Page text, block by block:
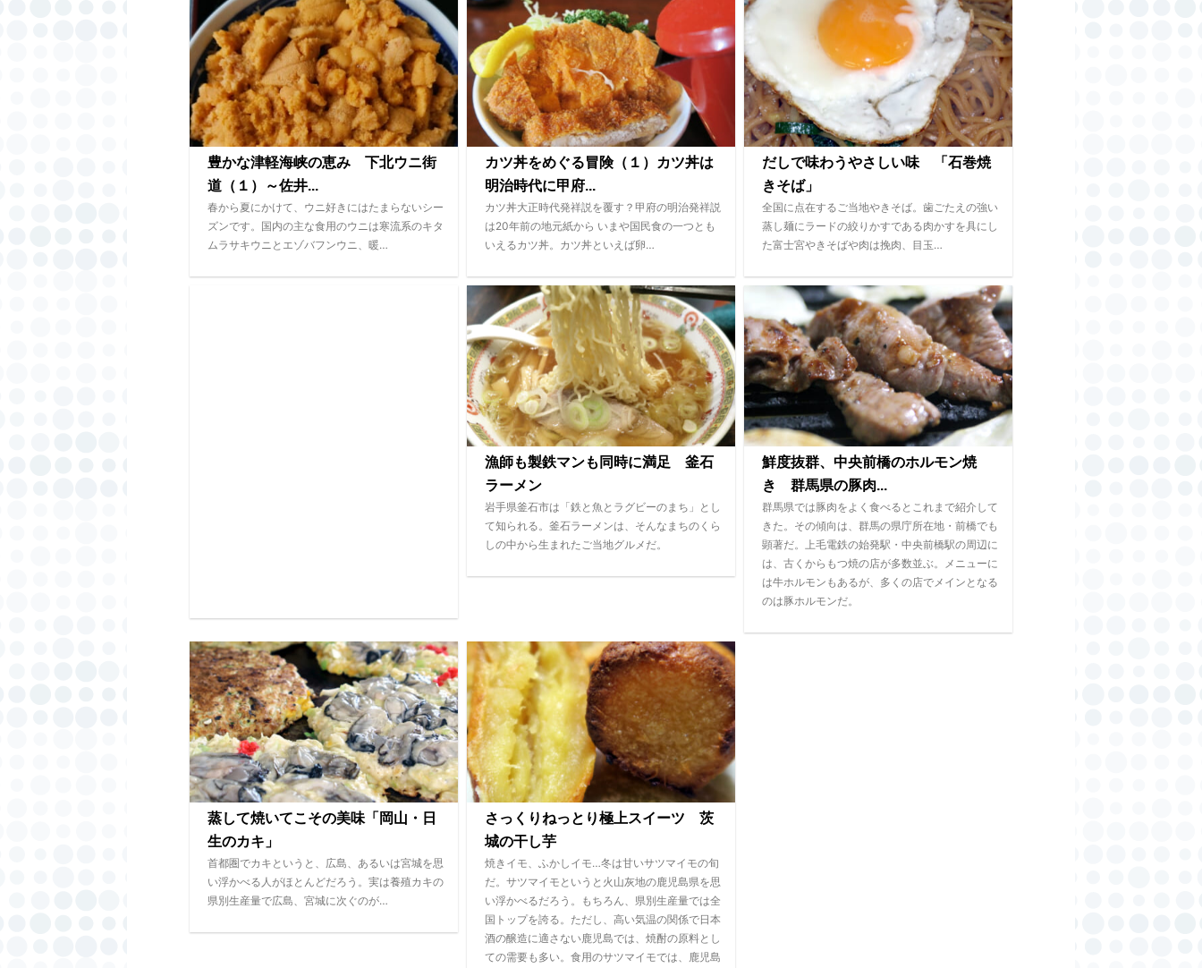
豊かな津軽海峡の恵み 下北ウニ街
道（１）～佐井...
春から夏にかけて、ウニ好きにはたまらないシー
ズンです。国内の主な食用のウニは寒流系のキタ
ムラサキウニとエゾバフンウニ、暖…
カツ丼をめぐる冒険（１）カツ丼は
明治時代に甲府...
カツ丼大正時代発祥説を覆す？甲府の明治発祥説
は20年前の地元紙から いまや国民食の一つとも
いえるカツ丼。カツ丼といえば卵…
だしで味わうやさしい味 「石巻焼
きそば」
全国に点在するご当地やきそば。歯ごたえの強い
蒸し麺にラードの絞りかすである肉かすを具にし
た富士宮やきそばや肉は挽肉、目玉…
漁師も製鉄マンも同時に満足 釜石
ラーメン
岩手県釜石市は「鉄と魚とラグビーのまち」とし
て知られる。釜石ラーメンは、そんなまちのくら
しの中から生まれたご当地グルメだ。
鮮度抜群、中央前橋のホルモン焼
き 群馬県の豚肉...
群馬県では豚肉をよく食べるとこれまで紹介して
きた。その傾向は、群馬の県庁所在地・前橋でも
顕著だ。上毛電鉄の始発駅・中央前橋駅の周辺に
は、古くからもつ焼の店が多数並ぶ。メニューに
は牛ホルモンもあるが、多くの店でメインとなる
のは豚ホルモンだ。
蒸して焼いてこその美味「岡山・日
生のカキ」
首都圏でカキというと、広島、あるいは宮城を思
い浮かべる人がほとんどだろう。実は養殖カキの
県別生産量で広島、宮城に次ぐのが…
さっくりねっとり極上スイーツ 茨
城の干し芋
焼きイモ、ふかしイモ…冬は甘いサツマイモの旬
だ。サツマイモというと火山灰地の鹿児島県を思
い浮かべるだろう。もちろん、県別生産量では全
国トップを誇る。ただし、高い気温の関係で日本
酒の醸造に適さない鹿児島では、焼酎の原料とし
ての需要も多い。食用のサツマイモでは、鹿児島